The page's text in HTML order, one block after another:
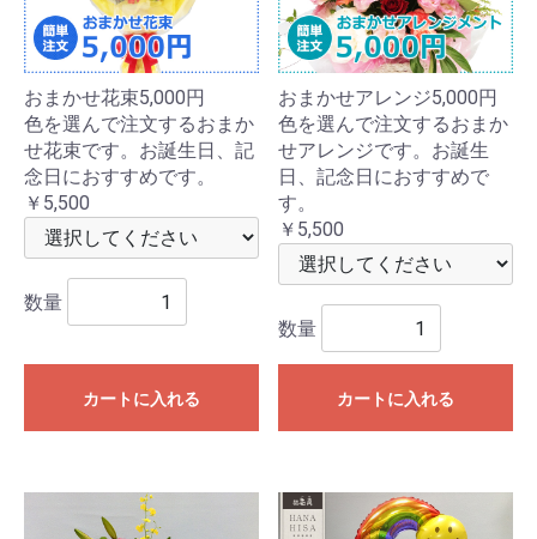
おまかせ花束5,000円
色を選んで注文するおまか
せ花束です。お誕生日、記
念日におすすめです。
￥5,500
数量
カートに入れる
おまかせアレンジ5,000円
色を選んで注文するおまか
せアレンジです。お誕生
日、記念日におすすめで
す。
￥5,500
数量
カートに入れる